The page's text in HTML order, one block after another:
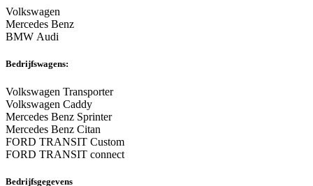
Volkswagen
Mercedes Benz
BMW Audi
Bedrijfswagens:
Volkswagen Transporter
Volkswagen Caddy
Mercedes Benz Sprinter
Mercedes Benz Citan
FORD TRANSIT Custom
FORD TRANSIT connect
Bedrijfsgegevens